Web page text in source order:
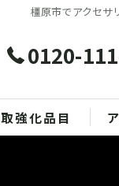
橿原市でアクセサ
0120-
強化品目